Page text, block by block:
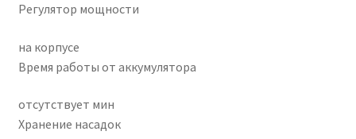
Регулятор мощности
на корпусе
Время работы от аккумулятора
отсутствует мин
Хранение насадок